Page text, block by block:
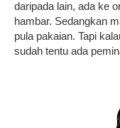
daripada lain, ada ke
hambar. Sedangkan
pula pakaian. Tapi
sudah tentu ada